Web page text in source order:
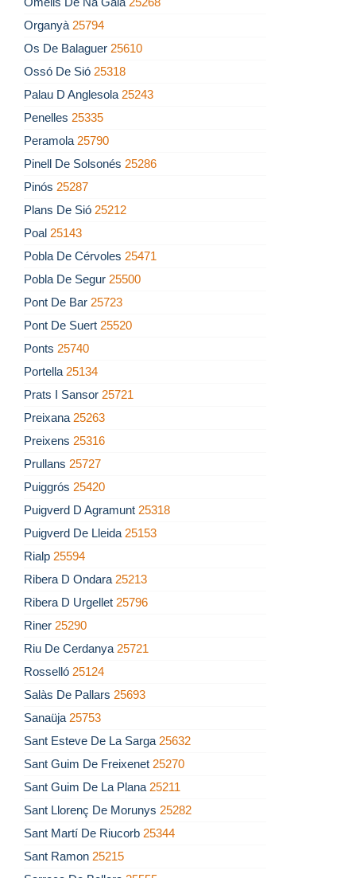
Organyà 25794
Os De Balaguer 25610
Ossó De Sió 25318
Palau D Anglesola 25243
Penelles 25335
Peramola 25790
Pinell De Solsonés 25286
Pinós 25287
Plans De Sió 25212
Poal 25143
Pobla De Cérvoles 25471
Pobla De Segur 25500
Pont De Bar 25723
Pont De Suert 25520
Ponts 25740
Portella 25134
Prats I Sansor 25721
Preixana 25263
Preixens 25316
Prullans 25727
Puiggrós 25420
Puigverd D Agramunt 25318
Puigverd De Lleida 25153
Rialp 25594
Ribera D Ondara 25213
Ribera D Urgellet 25796
Riner 25290
Riu De Cerdanya 25721
Rosselló 25124
Salàs De Pallars 25693
Sanaüja 25753
Sant Esteve De La Sarga 25632
Sant Guim De Freixenet 25270
Sant Guim De La Plana 25211
Sant Llorenç De Morunys 25282
Sant Martí De Riucorb 25344
Sant Ramon 25215